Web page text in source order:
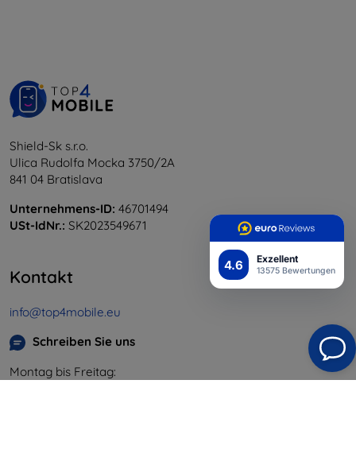
4.6 Exzellent
13575 Bewertungen
Shield-Sk s.r.o.
Ulica Rudolfa Mocka 3750/2A
841 04 Bratislava
Unternehmens-ID: 46701494
USt-IdNr.: SK2023549671
Kontakt
info@top4mobile.eu
Schreiben Sie uns
Montag bis Freitag: